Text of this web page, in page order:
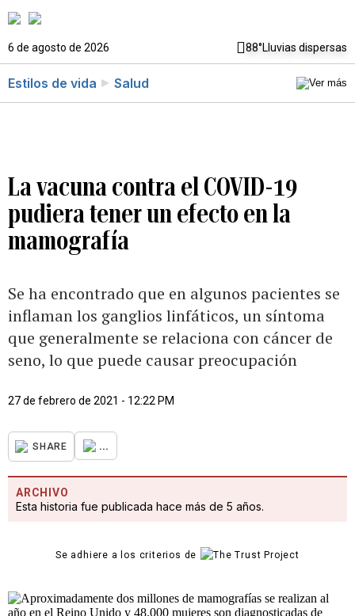
6 de agosto de 2026 88°Lluvias dispersas
Estilos de vida Salud
La vacuna contra el COVID-19
pudiera tener un efecto en la
mamografía
Se ha encontrado que en algunos pacientes se
inflaman los ganglios linfáticos, un síntoma
que generalmente se relaciona con cáncer de
seno, lo que puede causar preocupación
27 de febrero de 2021 - 12:22 PM
SHARE ...
ARCHIVO
Esta historia fue publicada hace más de 5 años.
Se adhiere a los criterios de